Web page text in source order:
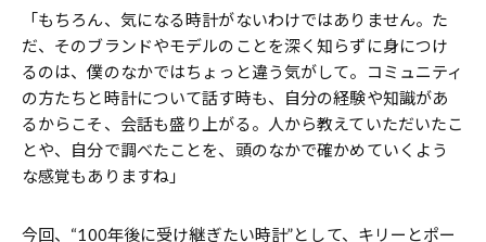
「もちろん、気になる時計がないわけではありません。た
だ、そのブランドやモデルのことを深く知らずに身につけ
るのは、僕のなかではちょっと違う気がして。コミュニティ
の方たちと時計について話す時も、自分の経験や知識があ
るからこそ、会話も盛り上がる。人から教えていただいたこ
とや、自分で調べたことを、頭のなかで確かめていくよう
な感覚もありますね」
今回、“100年後に受け継ぎたい時計”として、キリーとポー